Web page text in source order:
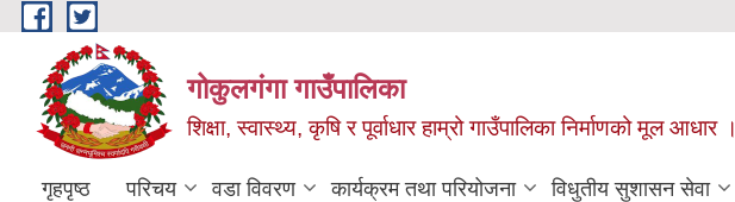
Skip to main content
गोकुलगंगा गाउँपालिका
शिक्षा, स्वास्थ्य, कृषि र पूर्वाधार हाम्रो गाउँपालिका निर्माणको मूल आधार ।
गृहपृष्ठ परिचय वडा विवरण कार्यक्रम तथा परियोजना विधुतीय सुशासन सेवा